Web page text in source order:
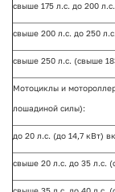
свыше 175 л.с. до 200
свыше 200 л.с. до 250
свыше 250 л.с. (свыше
Мотоциклы и
лошадиной силы):
до 20 л.с. (до 14,7 кВт)
свыше 20 л.с. до 35 л.с.